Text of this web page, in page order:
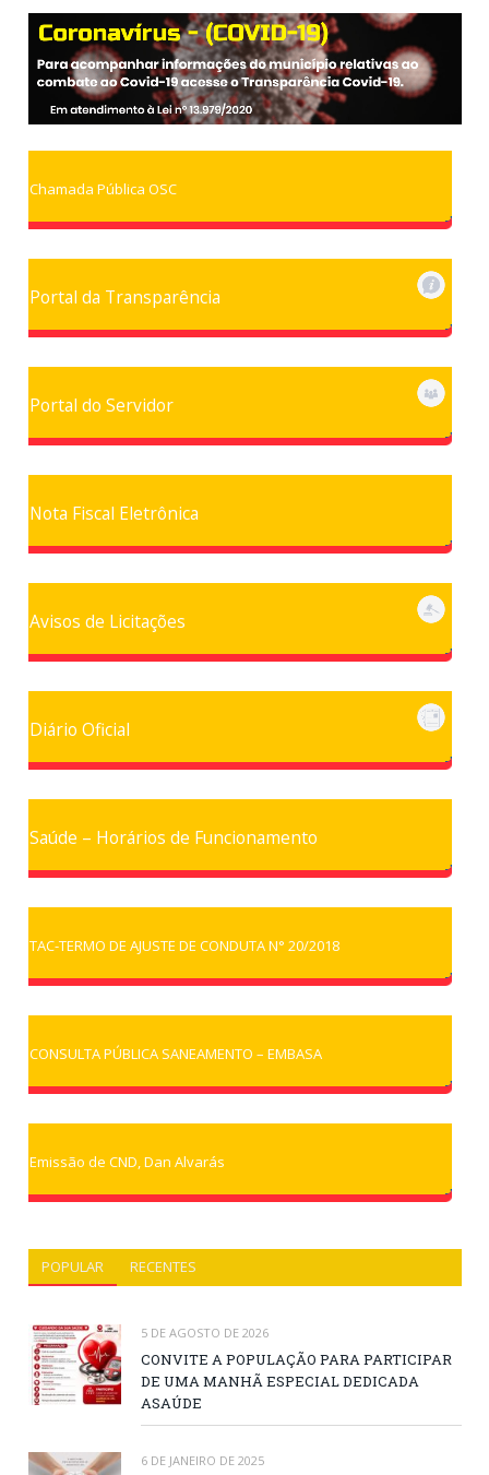
Chamada Pública OSC
Portal da Transparência
Portal do Servidor
Nota Fiscal Eletrônica
Avisos de Licitações
Diário Oficial
Saúde – Horários de Funcionamento
TAC-TERMO DE AJUSTE DE CONDUTA N° 20/2018
CONSULTA PÚBLICA SANEAMENTO – EMBASA
Emissão de CND, Dan Alvarás
POPULAR RECENTES
5 DE AGOSTO DE 2026
CONVITE A POPULAÇÃO PARA PARTICIPAR
DE UMA MANHÃ ESPECIAL DEDICADA
ASAÚDE
6 DE JANEIRO DE 2025